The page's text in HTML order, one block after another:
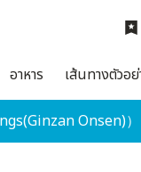
อาหาร เส้นทางตัวอ
Onsen)）